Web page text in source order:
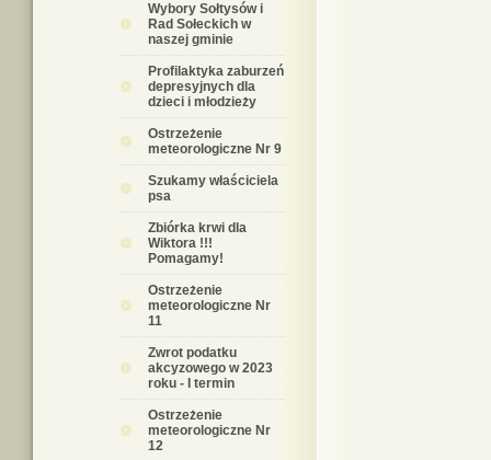
Wybory Sołtysów i
Rad Sołeckich w
naszej gminie
Profilaktyka zaburzeń
depresyjnych dla
dzieci i młodzieży
Ostrzeżenie
meteorologiczne Nr 9
Szukamy właściciela
psa
Zbiórka krwi dla
Wiktora !!!
Pomagamy!
Ostrzeżenie
meteorologiczne Nr
11
Zwrot podatku
akcyzowego w 2023
roku - I termin
Ostrzeżenie
meteorologiczne Nr
12